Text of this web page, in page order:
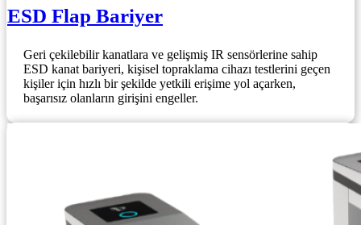
ESD Flap Bariyer
Geri çekilebilir kanatlara ve gelişmiş IR sensörlerine sahip
ESD kanat bariyeri, kişisel topraklama cihazı testlerini geçen
kişiler için hızlı bir şekilde yetkili erişime yol açarken,
başarısız olanların girişini engeller.